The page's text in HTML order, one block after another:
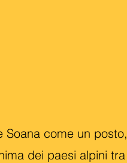
Soana come un
dei paesi alpini